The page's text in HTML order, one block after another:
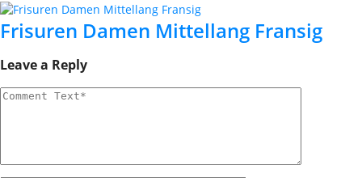
Frisuren Damen Mittellang Fransig
Leave a Reply